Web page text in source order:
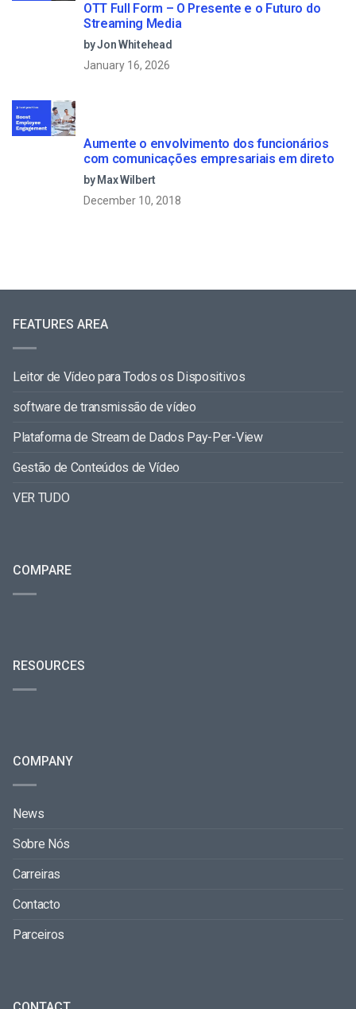
OTT Full Form – O Presente e o Futuro do
Streaming Media
by Jon Whitehead
January 16, 2026
Aumente o envolvimento dos funcionários
com comunicações empresariais em direto
by Max Wilbert
December 10, 2018
FEATURES AREA
Leitor de Vídeo para Todos os Dispositivos
software de transmissão de vídeo
Plataforma de Stream de Dados Pay-Per-View
Gestão de Conteúdos de Vídeo
VER TUDO
COMPARE
RESOURCES
COMPANY
News
Sobre Nós
Carreiras
Contacto
Parceiros